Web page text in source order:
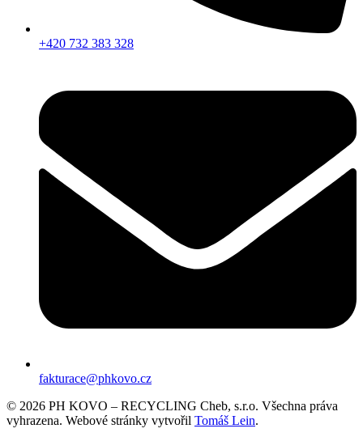
+420 732 383 328
fakturace@phkovo.cz
© 2026 PH KOVO – RECYCLING Cheb, s.r.o. Všechna práva
vyhrazena. Webové stránky vytvořil Tomáš Lein.